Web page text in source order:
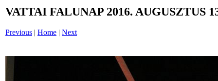
VATTAI FALUNAP 2016. AUGUSZTUS
Previous | Home | Next